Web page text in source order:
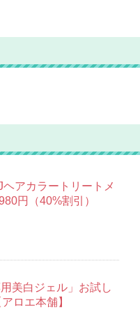
アカラートリートメ
円（40%割引）
用美白ジェル」お試し
ロエ本舗】